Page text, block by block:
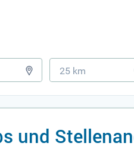
25 km
und